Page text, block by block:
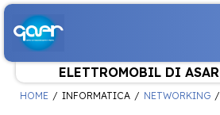
ELETTROMOBIL DI
HOME INFORMATICA NETWORKING